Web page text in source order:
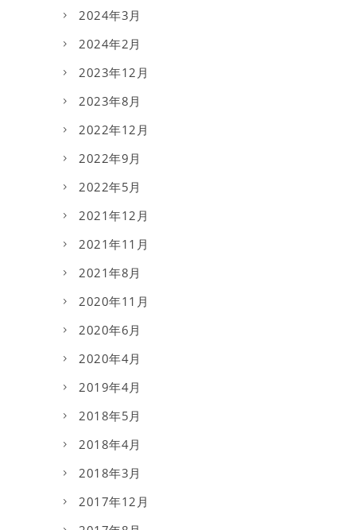
2024年3月
2024年2月
2023年12月
2023年8月
2022年12月
2022年9月
2022年5月
2021年12月
2021年11月
2021年8月
2020年11月
2020年6月
2020年4月
2019年4月
2018年5月
2018年4月
2018年3月
2017年12月